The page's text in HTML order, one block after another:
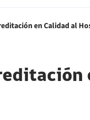
en Calidad al